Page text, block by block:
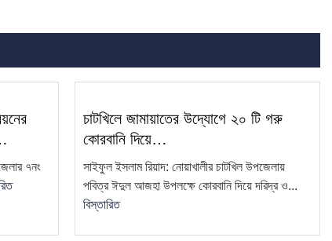
৭নং
চাটখিলে জামায়াতের উদ্যোগে ২০ টি গরু
কোরবানি দিয়ে…
সাইফুল ইসলাম রিয়াদ: নোয়াখালীর চাটখিল উপজেলায়
পবিত্র ঈদুল আজহা উপলক্ষে কোরবানি দিয়ে দরিদ্র ও...
বিস্তারিত